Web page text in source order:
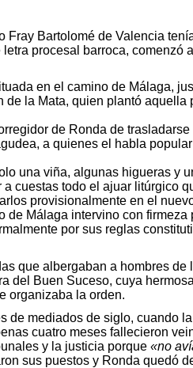
Fray Bartolomé de Valencia
procesal barroca, comenzó
en el camino de Málaga,
la Mata, quien plantó
de Ronda de
a quienes el habla
una viña, algunas higueras y
cuestas todo el ajuar litúrgico
provisionalmente en el
Málaga intervino con
por sus reglas
que albergaban a hombres
del Buen Suceso, cuya
organizaba la orden.
de mediados de siglo, cuando
cuatro meses fallecieron
y la justicia porque «no
sus puestos y Ronda quedó